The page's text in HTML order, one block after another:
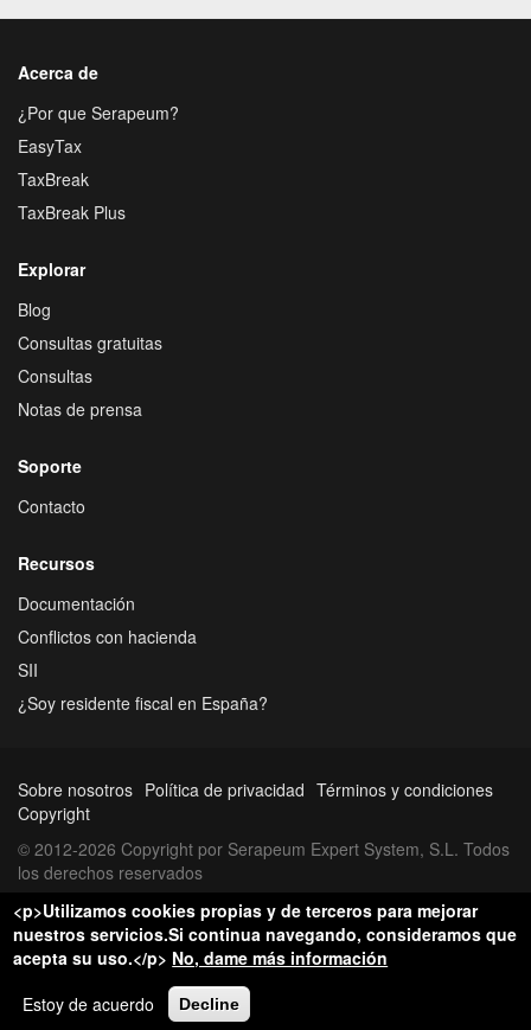
Acerca de
¿Por que Serapeum?
EasyTax
TaxBreak
TaxBreak Plus
Explorar
Blog
Consultas gratuitas
Consultas
Notas de prensa
Soporte
Contacto
Recursos
Documentación
Conflictos con hacienda
SII
¿Soy residente fiscal en España?
Sobre nosotros Política de privacidad Términos y condiciones
Copyright
© 2012-2026 Copyright por Serapeum Expert System, S.L. Todos
los derechos reservados
<p>Utilizamos cookies propias y de terceros para mejorar
nuestros servicios.Si continua navegando, consideramos que
acepta su uso.</p> No, dame más información
Estoy de acuerdo
Decline